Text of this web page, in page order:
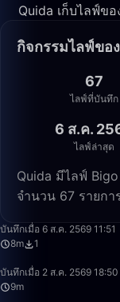
Quida เก็บไลฟ์ข
กิจกรรมไลฟ์ขอ
67
ไลฟ์ที่บันทึก
6 ส.ค.
ไลฟ์ล่าสุด
Quida มีไลฟ์
จำนวน 67 รายก
บันทึกเมื่อ 6 ส.ค. 2569 11:51
8m
1
บันทึกเมื่อ 2 ส.ค. 2569 18:50
9m